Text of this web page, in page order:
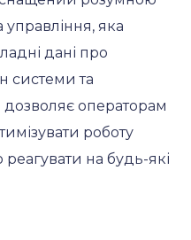
яка
дані про
системи та
операторам
роботу
на будь-які